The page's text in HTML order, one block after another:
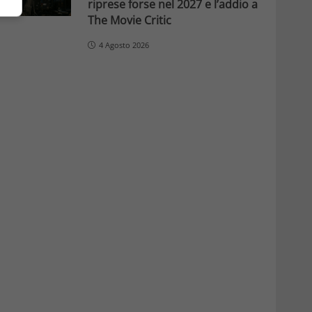
riprese forse nel 2027 e l’addio a
The Movie Critic
4 Agosto 2026